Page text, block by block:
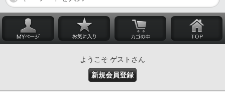
ようこそ ゲストさん
新規会員登録